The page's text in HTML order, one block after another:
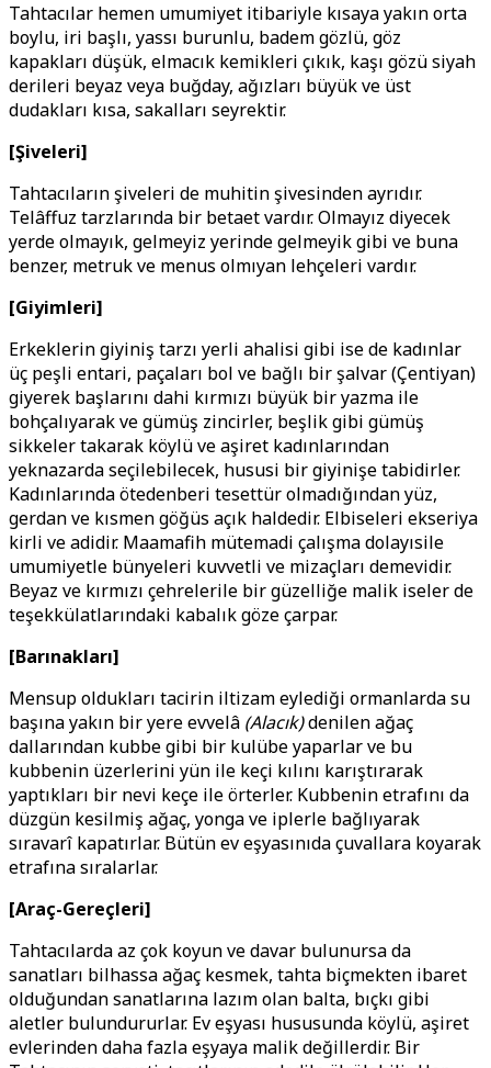
Tahtacılar hemen umumiyet itibariyle kısaya yakın orta
boylu, iri başlı, yassı burunlu, badem gözlü, göz
kapakları düşük, elmacık kemikleri çıkık, kaşı gözü siyah
derileri beyaz veya buğday, ağızları büyük ve üst
dudakları kısa, sakalları seyrektir.
[Şiveleri]
Tahtacıların şiveleri de muhitin şivesinden ayrıdır.
Telâffuz tarzlarında bir betaet vardır. Olmayız diyecek
yerde olmayık, gelmeyiz yerinde gelmeyik gibi ve buna
benzer, metruk ve menus olmıyan lehçeleri vardır.
[Giyimleri]
Erkeklerin giyiniş tarzı yerli ahalisi gibi ise de kadınlar
üç peşli entari, paçaları bol ve bağlı bir şalvar (Çentiyan)
giyerek başlarını dahi kırmızı büyük bir yazma ile
bohçalıyarak ve gümüş zincirler, beşlik gibi gümüş
sikkeler takarak köylü ve aşiret kadınlarından
yeknazarda seçilebilecek, hususi bir giyinişe tabidirler.
Kadınlarında ötedenberi tesettür olmadığından yüz,
gerdan ve kısmen göğüs açık haldedir. Elbiseleri ekseriya
kirli ve adidir. Maamafih mütemadi çalışma dolayısile
umumiyetle bünyeleri kuvvetli ve mizaçları demevidir.
Beyaz ve kırmızı çehrelerile bir güzelliğe malik iseler de
teşekkülatlarındaki kabalık göze çarpar.
[Barınakları]
Mensup oldukları tacirin iltizam eylediği ormanlarda su
başına yakın bir yere evvelâ (Alacık)denilen ağaç
dallarından kubbe gibi bir kulübe yaparlar ve bu
kubbenin üzerlerini yün ile keçi kılını karıştırarak
yaptıkları bir nevi keçe ile örterler. Kubbenin etrafını da
düzgün kesilmiş ağaç, yonga ve iplerle bağlıyarak
sıravarî kapatırlar. Bütün ev eşyasınıda çuvallara koyarak
etrafına sıralarlar.
[Araç-Gereçleri]
Tahtacılarda az çok koyun ve davar bulunursa da
sanatları bilhassa ağaç kesmek, tahta biçmekten ibaret
olduğundan sanatlarına lazım olan balta, bıçkı gibi
aletler bulundururlar. Ev eşyası hususunda köylü, aşiret
evlerinden daha fazla eşyaya malik değillerdir. Bir